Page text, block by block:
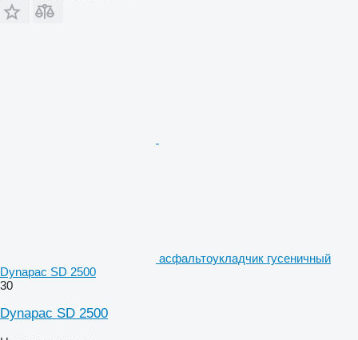
асфальтоукладчик гусеничный
Dynapac SD 2500
30
Dynapac SD 2500